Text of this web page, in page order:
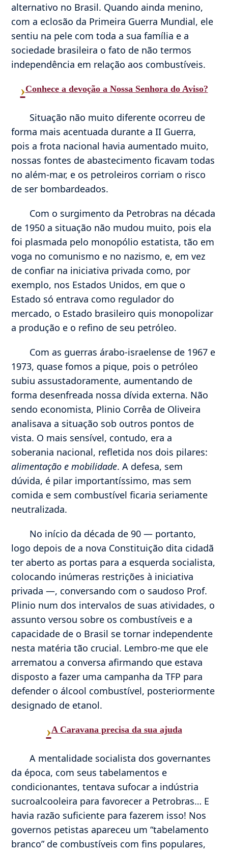
alternativo no Brasil. Quando ainda menino,
com a eclosão da Primeira Guerra Mundial, ele
sentiu na pele com toda a sua família e a
sociedade brasileira o fato de não termos
independência em relação aos combustíveis.
›Conhece a devoção a Nossa Senhora do Aviso?
Situação não muito diferente ocorreu de
forma mais acentuada durante a II Guerra,
pois a frota nacional havia aumentado muito,
nossas fontes de abastecimento ficavam todas
no além-mar, e os petroleiros corriam o risco
de ser bombardeados.
Com o surgimento da Petrobras na década
de 1950 a situação não mudou muito, pois ela
foi plasmada pelo monopólio estatista, tão em
voga no comunismo e no nazismo, e, em vez
de confiar na iniciativa privada como, por
exemplo, nos Estados Unidos, em que o
Estado só entrava como regulador do
mercado, o Estado brasileiro quis monopolizar
a produção e o refino de seu petróleo.
Com as guerras árabo-israelense de 1967 e
1973, quase fomos a pique, pois o petróleo
subiu assustadoramente, aumentando de
forma desenfreada nossa dívida externa. Não
sendo economista, Plinio Corrêa de Oliveira
analisava a situação sob outros pontos de
vista. O mais sensível, contudo, era a
soberania nacional, refletida nos dois pilares:
alimentação e mobilidade. A defesa, sem
dúvida, é pilar importantíssimo, mas sem
comida e sem combustível ficaria seriamente
neutralizada.
No início da década de 90 — portanto,
logo depois de a nova Constituição dita cidadã
ter aberto as portas para a esquerda socialista,
colocando inúmeras restrições à iniciativa
privada —, conversando com o saudoso Prof.
Plinio num dos intervalos de suas atividades, o
assunto versou sobre os combustíveis e a
capacidade de o Brasil se tornar independente
nesta matéria tão crucial. Lembro-me que ele
arrematou a conversa afirmando que estava
disposto a fazer uma campanha da TFP para
defender o álcool combustível, posteriormente
designado de etanol.
›A Caravana precisa da sua ajuda
A mentalidade socialista dos governantes
da época, com seus tabelamentos e
condicionantes, tentava sufocar a indústria
sucroalcooleira para favorecer a Petrobras… E
havia razão suficiente para fazerem isso! Nos
governos petistas apareceu um “tabelamento
branco” de combustíveis com fins populares,